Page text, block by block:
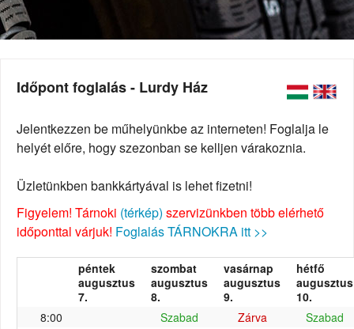
Időpont foglalás - Lurdy Ház
Jelentkezzen be műhelyünkbe az interneten! Foglalja le
helyét előre, hogy szezonban se kelljen várakoznia.
Üzletünkben bankkártyával is lehet fizetni!
Figyelem! Tárnoki (térkép) szervizünkben több elérhető
időponttal várjuk! Foglalás TÁRNOKRA itt >>
péntek
augusztus
7.
szombat
augusztus
8.
vasárnap
augusztus
9.
hétfő
augusztus
10.
8:00
Szabad Zárva
Szabad